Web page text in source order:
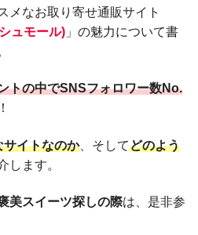
メなお取り寄せ通販サイト
ュモール) 」の魅力について書
トの中でSNSフォロワー数No.
サイトなのか、そしてどのよう
します。
美スイーツ探しの際は、是非参